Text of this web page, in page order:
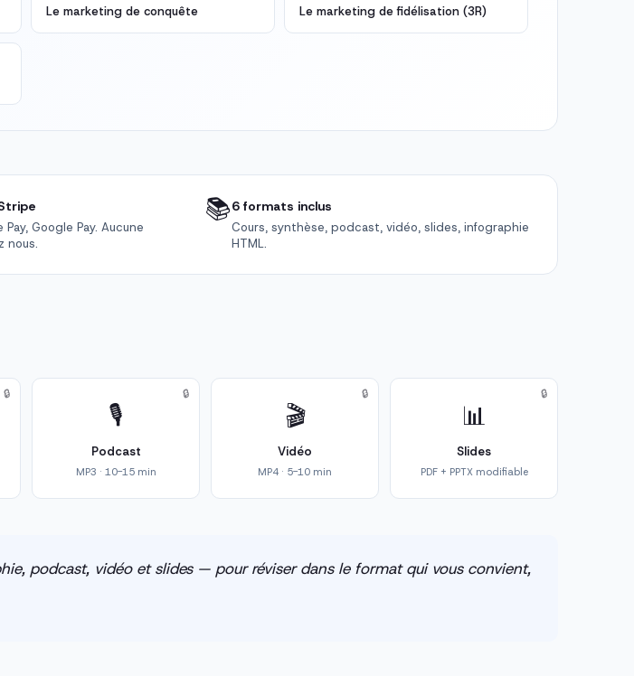
Le marketing de conquête Le marketing de fidélisation (3R)
Google Pay. Aucune
nous.
📚6 formats inclus
Cours, synthèse, podcast, vidéo, slides, infographie
HTML.
🔒
🎙️
Podcast
MP3 · 10-15 min
🔒
🎬
Vidéo
MP4 · 5-10 min
🔒
📊
Slides
PDF + PPTX modifiable
🔒
podcast, vidéo et slides — pour réviser dans le format qui vous convient,